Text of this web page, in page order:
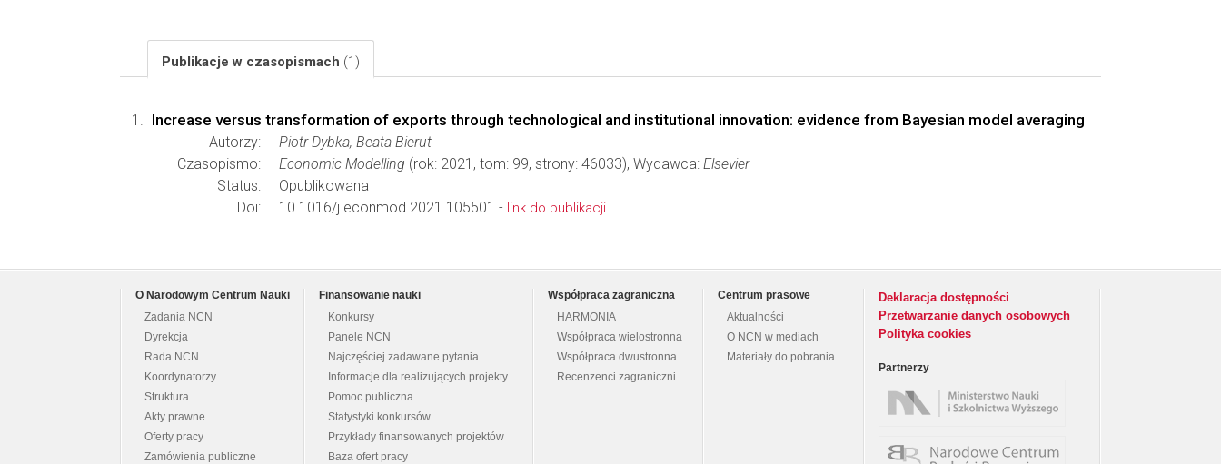
Publikacje w czasopismach (1)
Increase versus transformation of exports through technological and institutional innovation: evidence from Bayesian model averaging
Autorzy:
Piotr Dybka, Beata Bierut
Czasopismo:
Economic Modelling (rok: 2021, tom: 99, strony: 46033), Wydawca: Elsevier
Status:
Opublikowana
Doi:
10.1016/j.econmod.2021.105501 - link do publikacji
O Narodowym Centrum Nauki
Zadania NCN
Dyrekcja
Rada NCN
Koordynatorzy
Struktura
Akty prawne
Oferty pracy
Zamówienia publiczne
Finansowanie nauki
Konkursy
Panele NCN
Najczęściej zadawane pytania
Informacje dla realizujących projekty
Pomoc publiczna
Statystyki konkursów
Przykłady finansowanych projektów
Baza ofert pracy
Współpraca zagraniczna
HARMONIA
Współpraca wielostronna
Współpraca dwustronna
Recenzenci zagraniczni
Centrum prasowe
Aktualności
O NCN w mediach
Materiały do pobrania
Deklaracja dostępności
Przetwarzanie danych osobowych
Polityka cookies
Partnerzy